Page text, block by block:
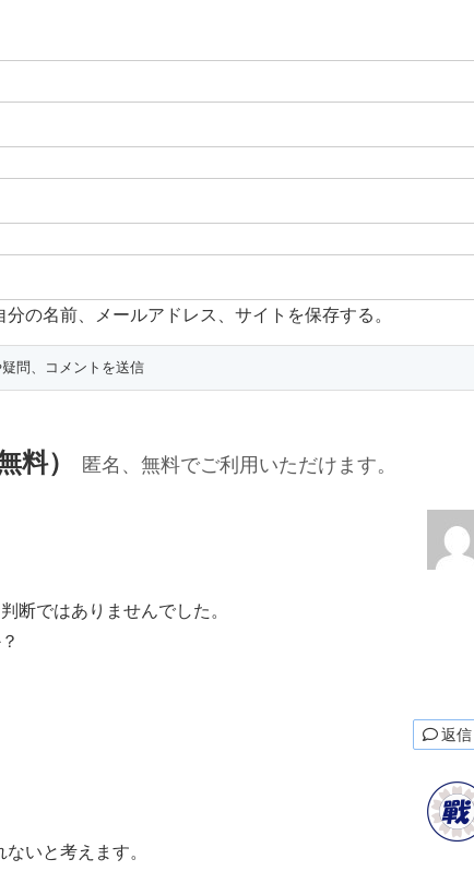
の名前、メールアドレス、サイトを保存する。
料） 匿名、無料でご利用いただけます。
断ではありませんでした。
返信
いと考えます。